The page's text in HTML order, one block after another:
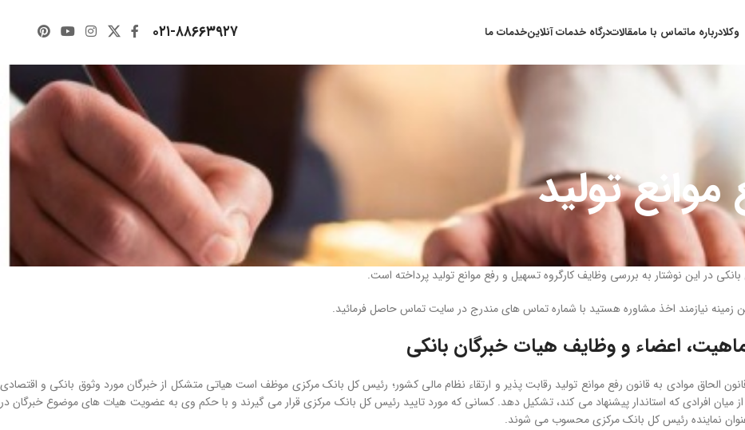
وکلادرباره ماتماس با مامقالاتدرگاه خدمات آنلاینخدمات ما ۰۲۱-۸۸۶۶۳۹۲۷
تولید
در این نوشتار به بررسی وظایف کارگروه تسهیل و رفع موانع تولید پرداخته است.
زمینه نیازمند اخذ مشاوره هستید با شماره تماس های مندرج در سایت تماس حاصل فرمائید.
اعضاء و وظایف هیات خبرگان بانکی
الحاق موادی به قانون رفع موانع توليد رقابت ­پذير و ارتقاء نظام مالی كشور؛ رئيس‌ كل بانک مركزی موظف است هياتی متشكل از خبرگان مورد وثوق بانكی و اقتصادی
ميان افرادی كه استاندار پيشنهاد می ­‌كند، تشكيل دهد. كسانی كه مورد تاييد رئيس ‌كل بانک مركزی قرار می­ گيرند و با حكم وی به عضويت هيات ­های موضوع خبرگان در
نماينده رئيس ‌كل بانک مرکزی محسوب می ­شوند.